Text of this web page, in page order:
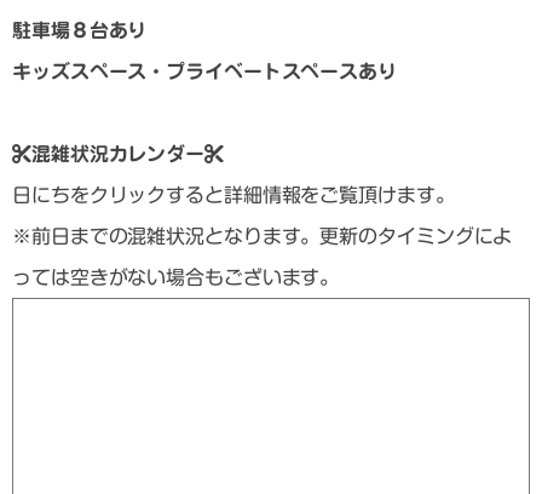
駐車場８台あり
キッズスペース・プライベートスペースあり
混雑状況カレンダー
日にちをクリックすると詳細情報をご覧頂けます。
※前日までの混雑状況となります。更新のタイミングによ
っては空きがない場合もございます。